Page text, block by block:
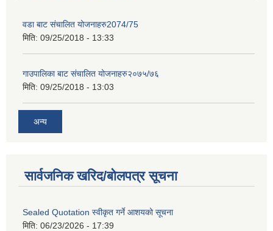
वडा बाट संचालित योजनाहरु2074/75
मिति: 09/25/2018 - 13:33
गाउपालिका बाट संचालित योजनाहरु२०७५/७६
मिति: 09/25/2018 - 13:03
अन्य
सार्वजनिक खरिद/बोलपत्र सूचना
Sealed Quotation स्वीकृत गर्ने आशयको सूचना
मिति: 06/23/2026 - 17:39